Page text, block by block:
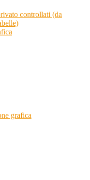
controllati (da
grafica